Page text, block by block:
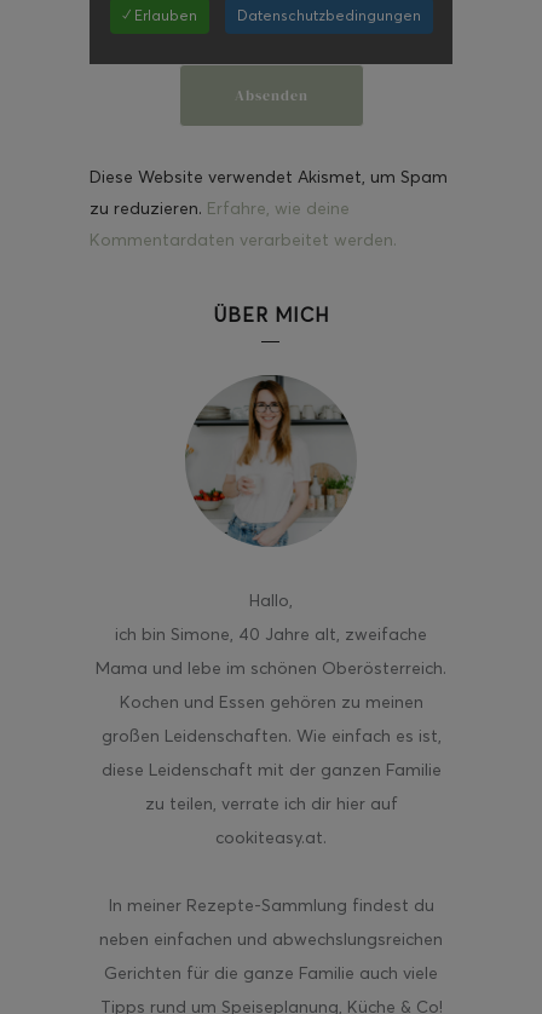
✓ Erlauben Datenschutzbedingungen
Diese Website verwendet Akismet, um Spam
zu reduzieren. Erfahre, wie deine
Kommentardaten verarbeitet werden.
ÜBER MICH
Hallo,
ich bin Simone, 40 Jahre alt, zweifache
Mama und lebe im schönen Oberösterreich.
Kochen und Essen gehören zu meinen
großen Leidenschaften. Wie einfach es ist,
diese Leidenschaft mit der ganzen Familie
zu teilen, verrate ich dir hier auf
cookiteasy.at.
In meiner Rezepte-Sammlung findest du
neben einfachen und abwechslungsreichen
Gerichten für die ganze Familie auch viele
Tipps rund um Speiseplanung, Küche & Co!